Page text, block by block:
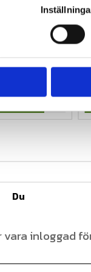
TL
som passar till
för
Du